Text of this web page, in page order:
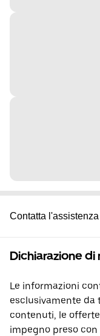
Contatta l'assistenza
Dichiarazione
Le informazioni
esclusivamente da
contenuti, le
impegno preso